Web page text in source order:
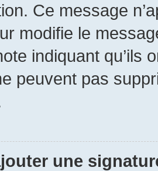
Ce message
modifie le
indiquant qu’ils
peuvent pas
une